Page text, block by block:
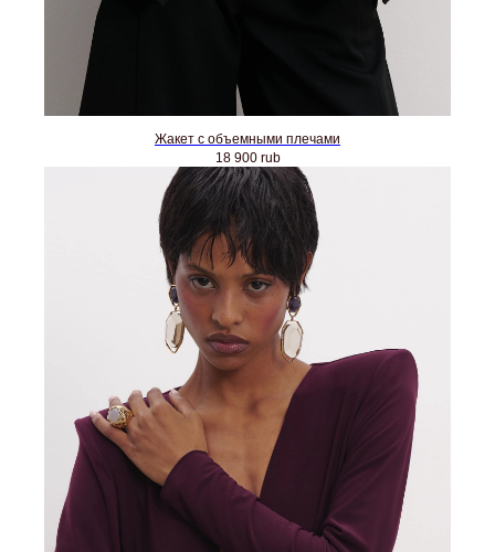
Жакет с объемными плечами
18 900 rub